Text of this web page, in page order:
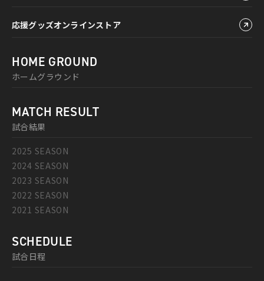
応援グッズオンラインストア
HOME GROUND
ホームグラウンド
MATCH RESULT
試合結果
2025 SEASON
2024 SEASON
2023 SEASON
2022 SEASON
2021 SEASON
SCHEDULE
試合日程